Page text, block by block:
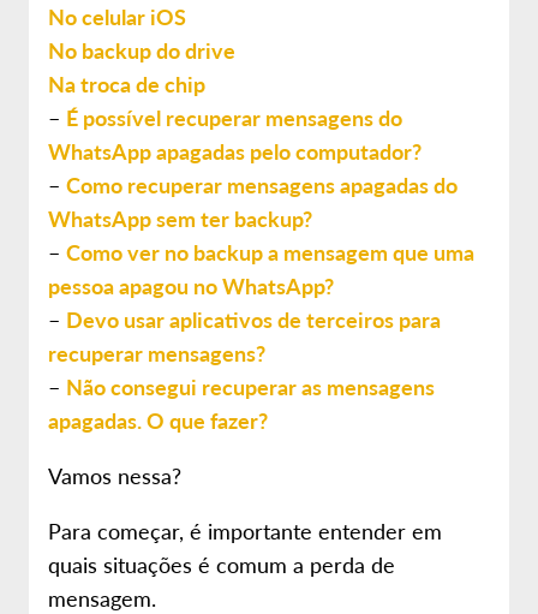
No celular iOS
No backup do drive
Na troca de chip
– É possível recuperar mensagens do
WhatsApp apagadas pelo computador?
– Como recuperar mensagens apagadas do
WhatsApp sem ter backup?
– Como ver no backup a mensagem que uma
pessoa apagou no WhatsApp?
– Devo usar aplicativos de terceiros para
recuperar mensagens?
– Não consegui recuperar as mensagens
apagadas. O que fazer?
Vamos nessa?
Para começar, é importante entender em
quais situações é comum a perda de
mensagem.